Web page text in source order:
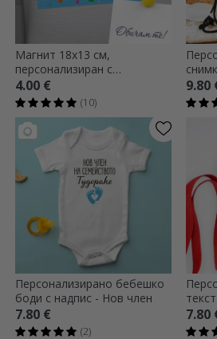
Магнит 18x13 см,
персонализиран с
фотографии и текст - Моят
първи рожден ден
4.00 €
(10)
9.80
Персонализирано бебешко
боди с надпис - Нов член
7.80 €
(2)
7.80